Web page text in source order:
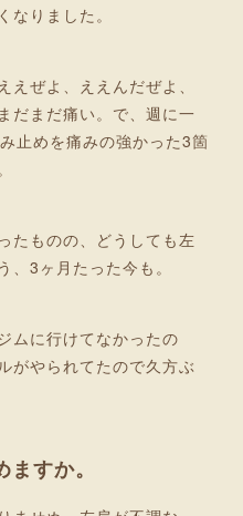
りました。
ぜよ、ええんだぜよ、
だまだ痛い。で、週に一
止めを痛みの強かった3箇
たものの、どうしても左
、3ヶ月たった今も。
ムに行けてなかったの
がやられてたので久方ぶ
すか。